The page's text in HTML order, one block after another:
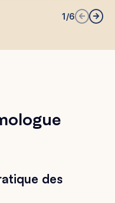
1/6
des